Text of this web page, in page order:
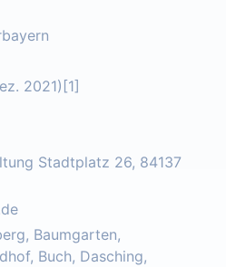
2021)[1]
Stadtplatz 26, 84137
Baumgarten,
Buch, Dasching,